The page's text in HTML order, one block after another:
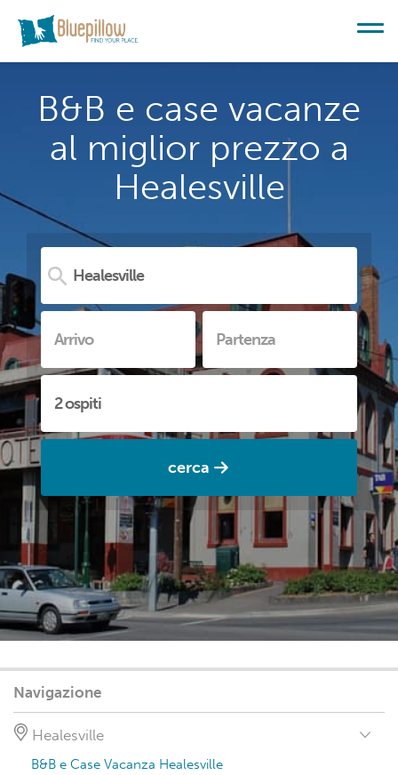
B&B e case vacanze
al miglior prezzo a
Healesville
cerca
Navigazione
Healesville
B&B e Case Vacanza Healesville